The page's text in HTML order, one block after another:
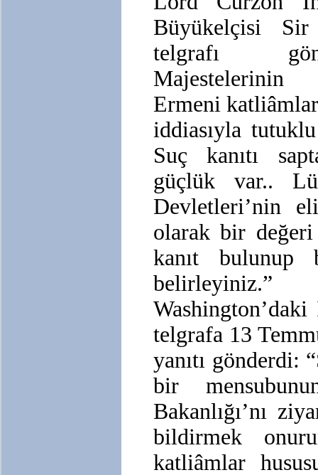
Büyükelçisi Sir
telgrafı
Majestelerinin
Ermeni
iddiasıyla
Suç kanıtı
güçlük var..
Devletleri’nin
olarak bir
kanıt bulunup
belirleyiniz.”
telgrafa 13
yanıtı gönderdi:
bir
Bakanlığı’nı
bildirmek
katliâmlar